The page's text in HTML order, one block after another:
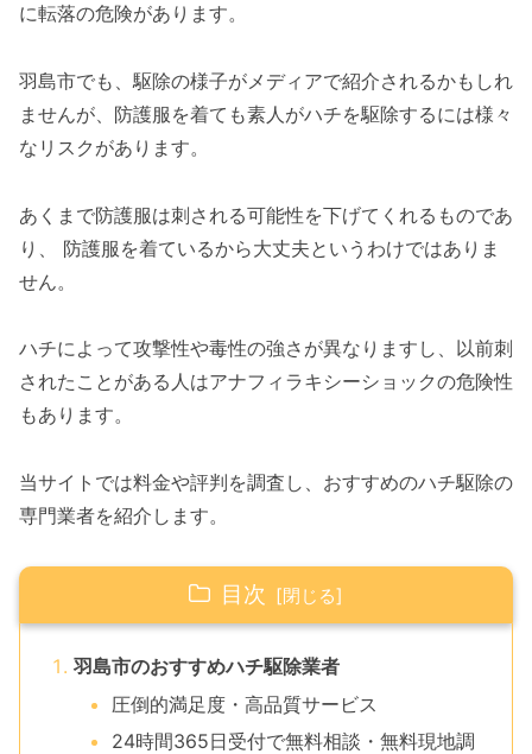
に転落の危険があります。
羽島市でも、駆除の様子がメディアで紹介されるかもしれ
ませんが、防護服を着ても素人がハチを駆除するには様々
なリスクがあります。
あくまで防護服は刺される可能性を下げてくれるものであ
り、 防護服を着ているから大丈夫というわけではありま
せん。
ハチによって攻撃性や毒性の強さが異なりますし、以前刺
されたことがある人はアナフィラキシーショックの危険性
もあります。
当サイトでは料金や評判を調査し、おすすめのハチ駆除の
専門業者を紹介します。
目次
羽島市のおすすめハチ駆除業者
圧倒的満足度・高品質サービス
24時間365日受付で無料相談・無料現地調